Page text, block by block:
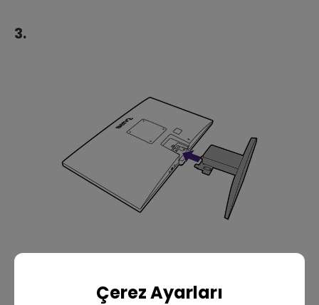
Çerez Ayarları
3.